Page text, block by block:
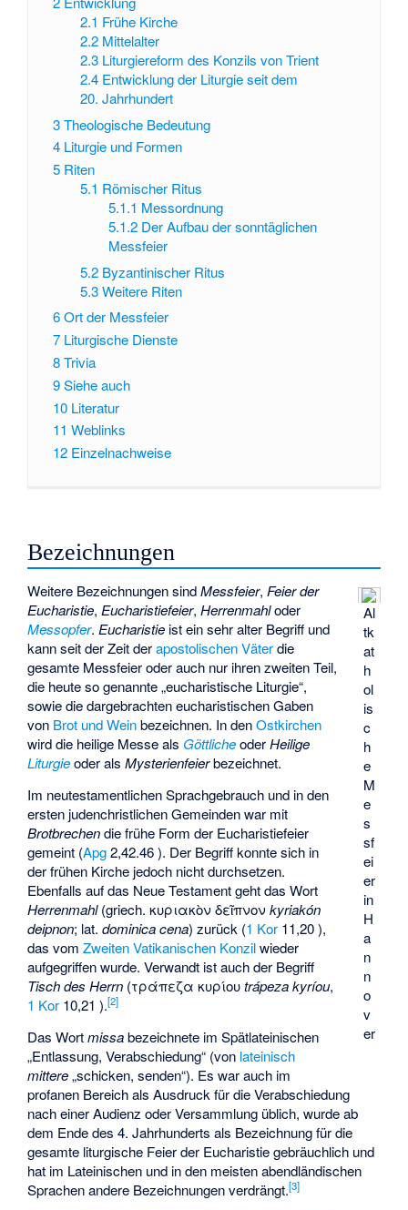
2.1 Frühe Kirche
2.2 Mittelalter
2.3 Liturgiereform des Konzils von Trient
2.4 Entwicklung der Liturgie seit dem
20. Jahrhundert
3Theologische Bedeutung
4 Liturgie und Formen
5 Riten
5.1 Römischer Ritus
5.1.1 Messordnung
5.1.2 Der Aufbau der sonntäglichen
Messfeier
5.2 Byzantinischer Ritus
5.3 Weitere Riten
6Ort der Messfeier
7 Liturgische Dienste
8Trivia
9Siehe auch
10 Literatur
11 Weblinks
12 Einzelnachweise
Bezeichnungen
Al
tk
at
h
ol
is
c
h
e
M
e
s
sf
ei
er
in
H
a
n
n
o
v
er
Weitere Bezeichnungen sindMessfeier,Feier der
Eucharistie,Eucharistiefeier,Herrenmahloder
Messopfer.Eucharistie ist ein sehr alter Begriff und
kann seit der Zeit derapostolischen Väterdie
gesamte Messfeier oder auch nur ihren zweiten Teil,
die heute so genannte „eucharistische Liturgie“,
sowie die dargebrachten eucharistischen Gaben
von Brot und Weinbezeichnen. In denOstkirchen
wird die heilige Messe als GöttlicheoderHeilige
Liturgieoder alsMysterienfeierbezeichnet.
Im neutestamentlichen Sprachgebrauch und in den
ersten judenchristlichen Gemeinden war mit
Brotbrechendie frühe Form der Eucharistiefeier
gemeint (Apg2,42.46 ). Der Begriff konnte sich in
der frühen Kirche jedoch nicht durchsetzen.
Ebenfalls auf das Neue Testament geht das Wort
Herrenmahl(griech. κυριακὸν δεῖπνονkyriakón
deipnon; lat.dominica cena) zurück (1 Kor 11,20 ),
das vomZweiten Vatikanischen Konzilwieder
aufgegriffen wurde. Verwandt ist auch der Begriff
Tisch des Herrn (τράπεζα κυρίουtrápeza kyríou,
1 Kor 10,21 ).[2]
Das Wortmissabezeichnete im Spätlateinischen
„Entlassung, Verabschiedung“ (von lateinisch
mittere„schicken, senden“). Es war auch im
profanen Bereich als Ausdruck für die Verabschiedung
nach einer Audienz oder Versammlung üblich, wurde ab
dem Ende des 4. Jahrhunderts als Bezeichnung für die
gesamte liturgische Feier der Eucharistie gebräuchlich und
hat im Lateinischen und in den meisten abendländischen
Sprachen andere Bezeichnungen verdrängt.[3]